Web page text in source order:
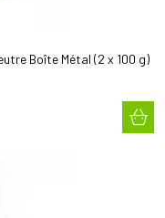
Boîte Métal (2 x 100 g)